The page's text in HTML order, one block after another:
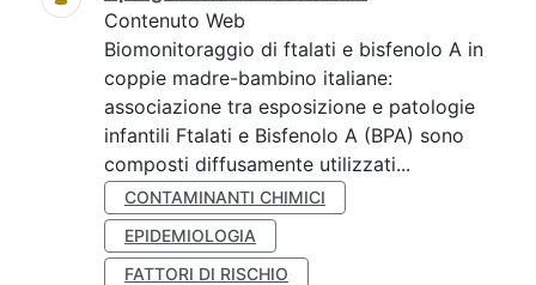
Contenuto Web
Biomonitoraggio di ftalati e bisfenolo A in
coppie madre-bambino italiane:
associazione tra esposizione e patologie
infantili Ftalati e Bisfenolo A (BPA) sono
composti diffusamente utilizzati...
CONTAMINANTI CHIMICI
EPIDEMIOLOGIA
FATTORI DI RISCHIO